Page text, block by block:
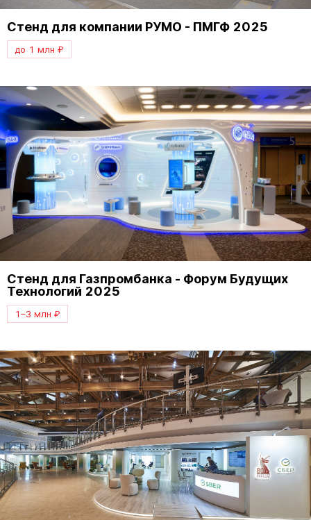
Стенд для компании РУМО - ПМГФ 2025
до 1 млн ₽
Стенд для Газпромбанка - Форум Будущих
Технологий 2025
1–3 млн ₽